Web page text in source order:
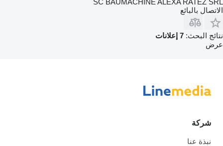
SC BAUMACHINE ALEXA RATEZ SRL
الاتصال بالبائع
نتائج البحث: 7 إعلانات
عرض
شركة
نبذة عنا